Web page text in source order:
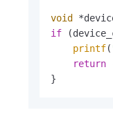
void
if
printf(
return
}